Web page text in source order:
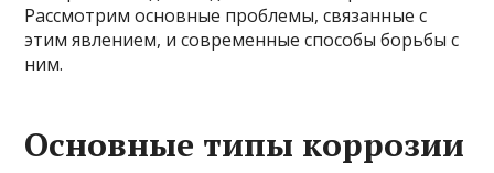
Рассмотрим основные проблемы, связанные с
этим явлением, и современные способы борьбы с
ним.
Основные типы коррозии